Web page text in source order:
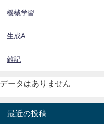
機械学習
生成AI
雑記
データはありません
最近の投稿